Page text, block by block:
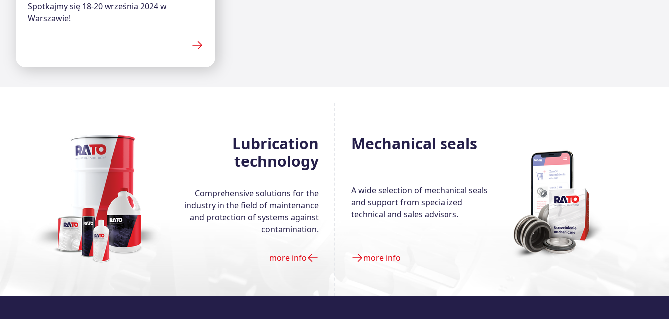
Spotkajmy się 18-20 września 2024 w
Warszawie!
Lubrication
technology
Comprehensive solutions for the
industry in the field of maintenance
and protection of systems against
contamination.
more info
Mechanical seals
A wide selection of mechanical seals
and support from specialized
technical and sales advisors.
more info